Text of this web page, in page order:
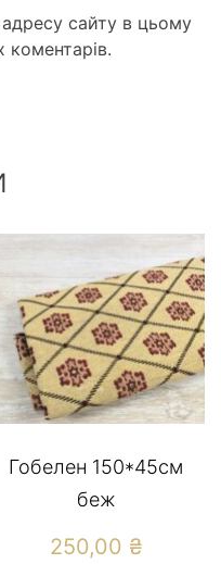
сайту в цьому
коментарів.
Гобелен 150*45см
беж
250,00 ₴